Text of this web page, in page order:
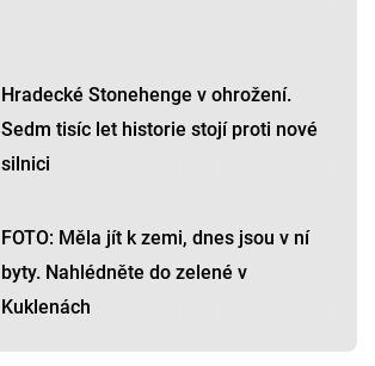
Hradecké Stonehenge v ohrožení.
Sedm tisíc let historie stojí proti nové
silnici
FOTO: Měla jít k zemi, dnes jsou v ní
byty. Nahlédněte do zelené v
Kuklenách